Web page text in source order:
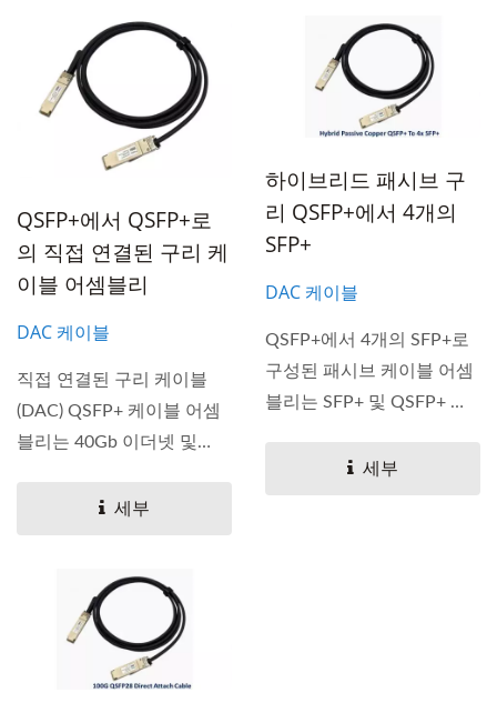
QSFP+에서 QSFP+로
의 직접 연결된 구리 케
이블 어셈블리
DAC 케이블
직접 연결된 구리 케이블
(DAC) QSFP+ 케이블 어셈
블리는 40Gb 이더넷 및
세부
하이브리드 패시브 구
리 QSFP+에서 4개의
SFP+
DAC 케이블
QSFP+에서 4개의 SFP+로
구성된 패시브 케이블 어셈
블리는 SFP+ 및 QSFP+ 장
세부